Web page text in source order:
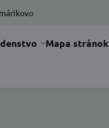
Mapa stránok